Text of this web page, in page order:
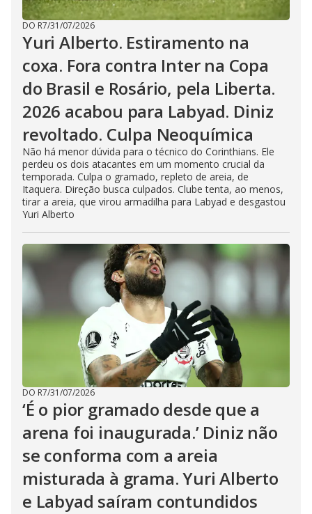
DO R7/31/07/2026
Yuri Alberto. Estiramento na
coxa. Fora contra Inter na Copa
do Brasil e Rosário, pela Liberta.
2026 acabou para Labyad. Diniz
revoltado. Culpa Neoquímica
Não há menor dúvida para o técnico do Corinthians. Ele
perdeu os dois atacantes em um momento crucial da
temporada. Culpa o gramado, repleto de areia, de
Itaquera. Direção busca culpados. Clube tenta, ao menos,
tirar a areia, que virou armadilha para Labyad e desgastou
Yuri Alberto
DO R7/31/07/2026
‘É o pior gramado desde que a
arena foi inaugurada.’ Diniz não
se conforma com a areia
misturada à grama. Yuri Alberto
e Labyad saíram contundidos